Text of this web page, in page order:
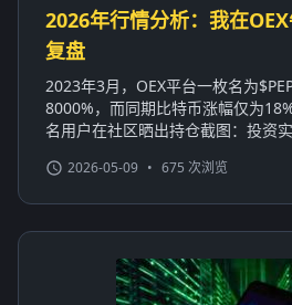
2026年行情分析：我在
复盘
2023年3月，OEX平台一枚名为
8000%，而同期比特币涨幅仅为
名用户在社区晒出持仓截图：投资
2026-05-09 • 675 次浏览